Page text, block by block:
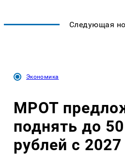
Следующая
Экономика
МРОТ
поднять до
рублей с 2027